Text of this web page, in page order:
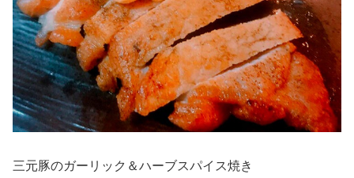
三元豚のガーリック＆ハーブスパイス焼き